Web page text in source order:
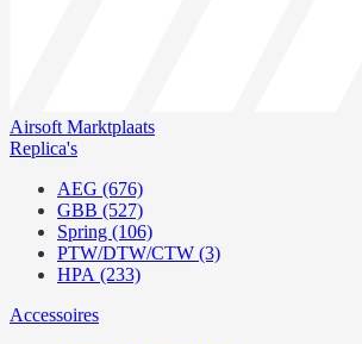
Airsoft Marktplaats
Replica's
AEG (676)
GBB (527)
Spring (106)
PTW/DTW/CTW (3)
HPA (233)
Accessoires